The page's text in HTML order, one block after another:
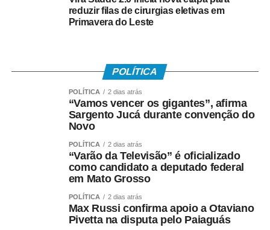
• Recebeu remuneração média mensal de até R$ 2.766
• Teve os dados corretamente informados pelo
empregador no e-Social.
Instituído pela Lei nº 7.998/90, o abono salarial pode
chegar até a um salário mínimo, proporcional ao
período trabalhado. Os recursos vêm do Fundo de
Amparo ao Trabalhador (FAT), com a habilitação feita
pelo Ministério do Trabalho e Emprego.
Como o pagamento é feito
Para trabalhadores da iniciativa privada (PIS)
reduzir filas de cirurgias eletivas em
Primavera do Leste
POLÍTICA
POLÍTICA 2 dias atrás
“Vamos vencer os gigantes”, afirma
Sargento Jucá durante convenção do
Novo
POLÍTICA 2 dias atrás
“Varão da Televisão” é oficializado
como candidato a deputado federal
em Mato Grosso
POLÍTICA 2 dias atrás
Max Russi confirma apoio a Otaviano
Pivetta na disputa pelo Paiaguás